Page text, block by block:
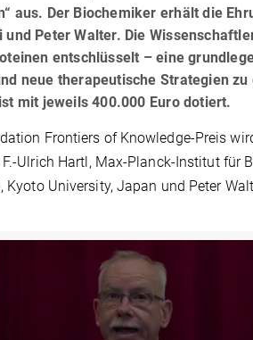
aus. Der Biochemiker erhält die
und Peter Walter. Die
entschlüsselt – eine
neue therapeutische Strategien
mit jeweils 400.000 Euro dotiert.
Frontiers of Knowledge-Preis
F.-Ulrich Hartl, Max-Planck-Institut für
Kyoto University, Japan und Peter